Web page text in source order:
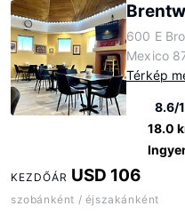
600 E
Mexico
Térkép
8.6/
18.0
KEZDŐÁR USD 106
szobánként / éjszakánként